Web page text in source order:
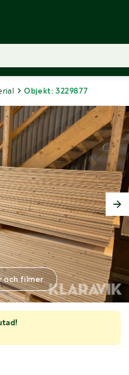
Objekt: 3229877
och filmer